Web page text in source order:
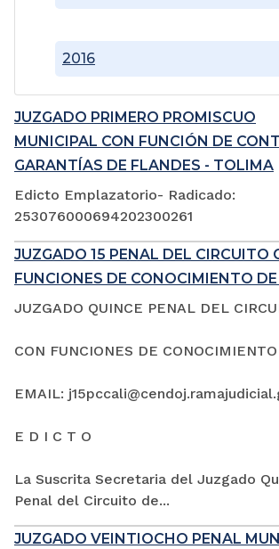
2016
JUZGADO PRIMERO PROMISCUO
MUNICIPAL CON FUNCIÓN DE
GARANTÍAS DE FLANDES - TOLIMA
Edicto Emplazatorio- Radicado:
253076000694202300261
JUZGADO 15 PENAL DEL CIRCUITO
FUNCIONES DE CONOCIMIENTO
JUZGADO QUINCE PENAL DEL
CON FUNCIONES DE
EMAIL:
E D I C T O
La Suscrita Secretaria del Juzgado
Penal del Circuito de...
JUZGADO VEINTIOCHO PENAL